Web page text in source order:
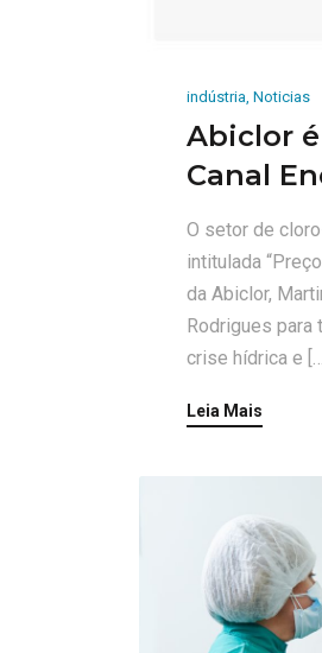
indústria, Noticias
Abiclor
Canal
O setor de
intitulada
da Abiclor,
Rodrigues
crise hídrica e […]
Leia Mais